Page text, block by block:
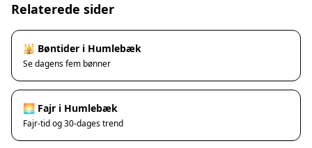
Vanløse
Haslev
Relaterede sider
🕌 Bøntider i Humlebæk
Se dagens fem bønner
🌅 Fajr i Humlebæk
Fajr-tid og 30-dages trend